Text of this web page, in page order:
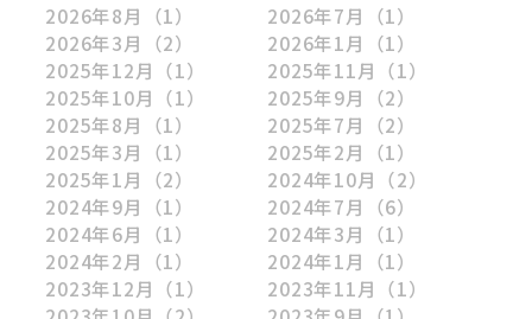
2026年8月 （1） 2026年7月
（1）
2026年3月
（2） 2026年1月
（1）
2025年12月 （1） 2025年11月 （1）
2025年10月 （1） 2025年9月
（2）
2025年8月
（1） 2025年7月
（2）
2025年3月
（1） 2025年2月
（1）
2025年1月
（2） 2024年10月 （2）
2024年9月
（1） 2024年7月
（6）
2024年6月
（1） 2024年3月
（1）
2024年2月
（1） 2024年1月
（1）
2023年12月 （1） 2023年11月 （1）